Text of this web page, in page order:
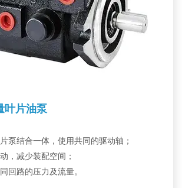
叶片油泵
泵结合一体，使用共同的驱动轴；
，减少装配空间；
回路的压力及流量。